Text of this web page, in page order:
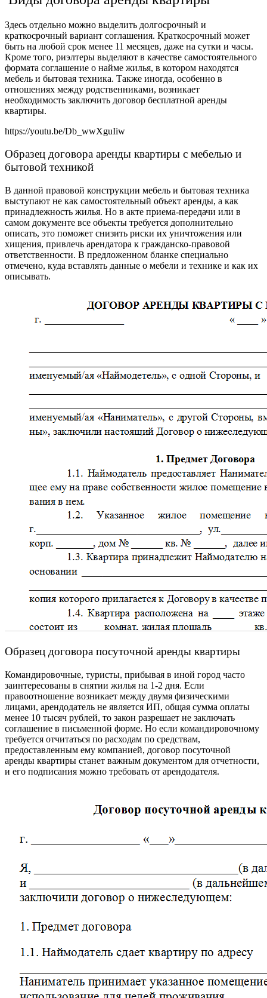
Здесь отдельно можно выделить долгосрочный и
краткосрочный вариант соглашения. Краткосрочный может
быть на любой срок менее 11 месяцев, даже на сутки и часы.
Кроме того, риэлтеры выделяют в качестве самостоятельного
формата соглашение о найме жилья, в котором находятся
мебель и бытовая техника. Также иногда, особенно в
отношениях между родственниками, возникает
необходимость заключить договор бесплатной аренды
квартиры.
https://youtu.be/Db_wwXguIiw
Образец договора аренды квартиры с мебелью и
бытовой техникой
В данной правовой конструкции мебель и бытовая техника
выступают не как самостоятельный объект аренды, а как
принадлежность жилья. Но в акте приема-передачи или в
самом документе все объекты требуется дополнительно
описать, это поможет снизить риски их уничтожения или
хищения, привлечь арендатора к гражданско-правовой
ответственности. В предложенном бланке специально
отмечено, куда вставлять данные о мебели и технике и как их
описывать.
Образец договора посуточной аренды квартиры
Командировочные, туристы, прибывая в иной город часто
заинтересованы в снятии жилья на 1-2 дня. Если
правоотношение возникает между двумя физическими
лицами, арендодатель не является ИП, общая сумма оплаты
менее 10 тысяч рублей, то закон разрешает не заключать
соглашение в письменной форме. Но если командировочному
требуется отчитаться по расходам по средствам,
предоставленным ему компанией, договор посуточной
аренды квартиры станет важным документом для отчетности,
и его подписания можно требовать от арендодателя.